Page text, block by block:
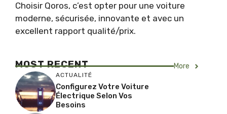
Choisir Qoros, c’est opter pour une voiture
moderne, sécurisée, innovante et avec un
excellent rapport qualité/prix.
MOST RECENT More
ACTUALITÉ
Configurez Votre Voiture
Électrique Selon Vos
Besoins